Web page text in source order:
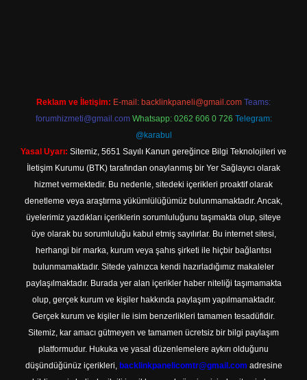
Reklam ve İletişim: E-mail: backlinkpaneli@gmail.com Teams:
forumhizmeti@gmail.com Whatsapp: 0262 606 0 726 Telegram:
@karabul
Yasal Uyarı: Sitemiz, 5651 Sayılı Kanun gereğince Bilgi Teknolojileri ve
İletişim Kurumu (BTK) tarafından onaylanmış bir Yer Sağlayıcı olarak
hizmet vermektedir. Bu nedenle, sitedeki içerikleri proaktif olarak
denetleme veya araştırma yükümlülüğümüz bulunmamaktadır. Ancak,
üyelerimiz yazdıkları içeriklerin sorumluluğunu taşımakta olup, siteye
üye olarak bu sorumluluğu kabul etmiş sayılırlar. Bu internet sitesi,
herhangi bir marka, kurum veya şahıs şirketi ile hiçbir bağlantısı
bulunmamaktadır. Sitede yalnızca kendi hazırladığımız makaleler
paylaşılmaktadır. Burada yer alan içerikler haber niteliği taşımamakta
olup, gerçek kurum ve kişiler hakkında paylaşım yapılmamaktadır.
Gerçek kurum ve kişiler ile isim benzerlikleri tamamen tesadüfidir.
Sitemiz, kar amacı gütmeyen ve tamamen ücretsiz bir bilgi paylaşım
platformudur. Hukuka ve yasal düzenlemelere aykırı olduğunu
düşündüğünüz içerikleri, backlinkpanelicomtr@gmail.com adresine